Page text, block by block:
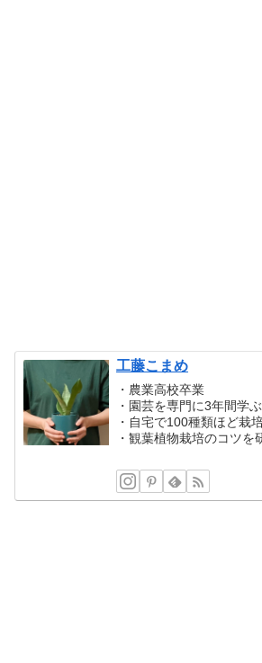
工藤こまめ
・農業高校卒業
・園芸を専門に3年間学ぶ
・自宅で100種類ほど栽
・観葉植物栽培のコツを